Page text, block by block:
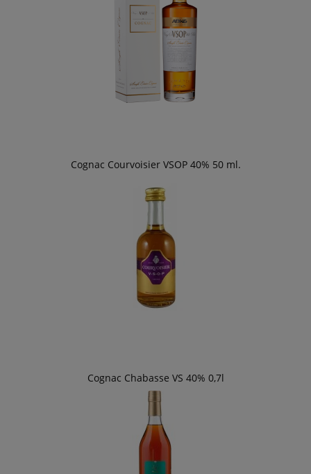
Cognac Courvoisier VSOP 40% 50 ml.
Cognac Chabasse VS 40% 0,7l